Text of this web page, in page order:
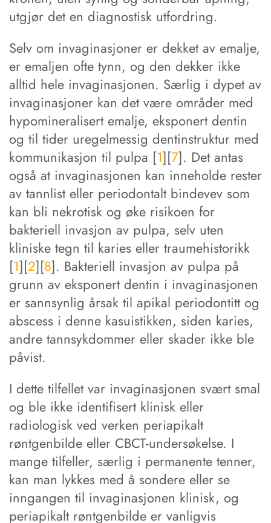
utgjør det en diagnostisk utfordring.
Selv om invaginasjoner er dekket av emalje,
er emaljen ofte tynn, og den dekker ikke
alltid hele invaginasjonen. Særlig i dypet av
invaginasjoner kan det være områder med
hypomineralisert emalje, eksponert dentin
og til tider uregelmessig dentinstruktur med
kommunikasjon til pulpa [1][7]. Det antas
også at invaginasjonen kan inneholde rester
av tannlist eller periodontalt bindevev som
kan bli nekrotisk og øke risikoen for
bakteriell invasjon av pulpa, selv uten
kliniske tegn til karies eller traumehistorikk
[1][2][8]. Bakteriell invasjon av pulpa på
grunn av eksponert dentin i invaginasjonen
er sannsynlig årsak til apikal periodontitt og
abscess i denne kasuistikken, siden karies,
andre tannsykdommer eller skader ikke ble
påvist.
I dette tilfellet var invaginasjonen svært smal
og ble ikke identifisert klinisk eller
radiologisk ved verken periapikalt
røntgenbilde eller CBCT-undersøkelse. I
mange tilfeller, særlig i permanente tenner,
kan man lykkes med å sondere eller se
inngangen til invaginasjonen klinisk, og
periapikalt røntgenbilde er vanligvis